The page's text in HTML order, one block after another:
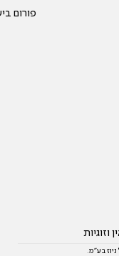
וזוגיות
פורום
בע"מ.